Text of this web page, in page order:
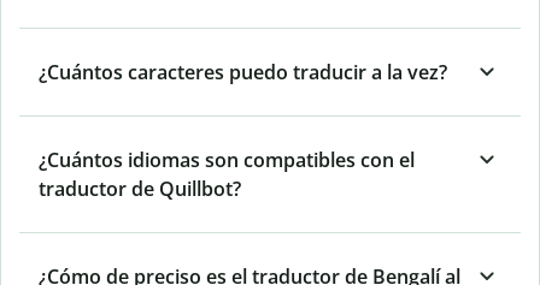
¿Cuántos caracteres puedo traducir a la vez?
¿Cuántos idiomas son compatibles con el
traductor de Quillbot?
¿Cómo de preciso es el traductor de Bengalí al